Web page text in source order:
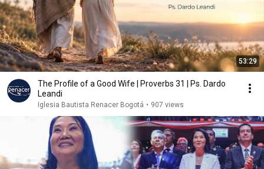
53:29
The Profile of a Good Wife | Proverbs 31 | Ps. Dardo
Leandi
Iglesia Bautista Renacer Bogotá • 907 views